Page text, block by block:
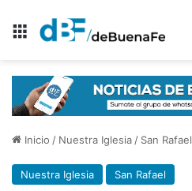
Menú
Inicio / Nuestra Iglesia/ San Rafael
Nuestra Iglesia San Rafael